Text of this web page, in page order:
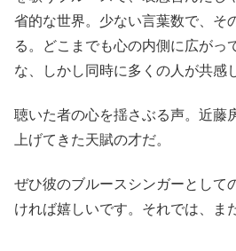
省的な世界。少ない言葉数で、そ
る。どこまでも心の内側に広がっ
な、しかし同時に多くの人が共感
聴いた者の心を揺さぶる声。近藤
上げてきた天賦の才だ。
ぜひ彼のブルースシンガーとして
ければ嬉しいです。それでは、ま